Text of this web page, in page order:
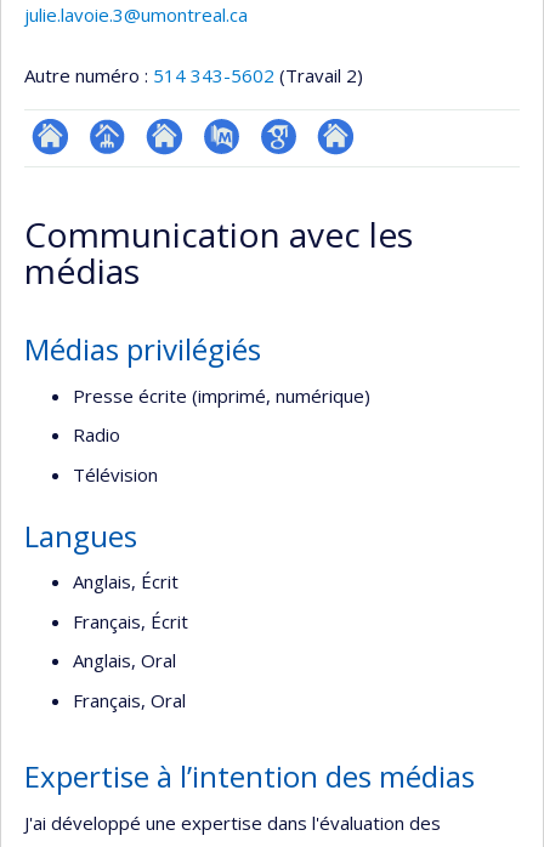
julie.lavoie.3@umontreal.ca
Autre numéro : 514 343-5602 (Travail 2)
ResearchGate
Page
(faculté,département,école)
Site
de
PubMedGoogleAutre
web
Communication avec les
médias
Médias privilégiés
Presse écrite (imprimé, numérique)
Radio
Télévision
Langues
Anglais, Écrit
Français, Écrit
Anglais, Oral
Français, Oral
Expertise à l’intention des médias
J'ai développé une expertise dans l'évaluation des